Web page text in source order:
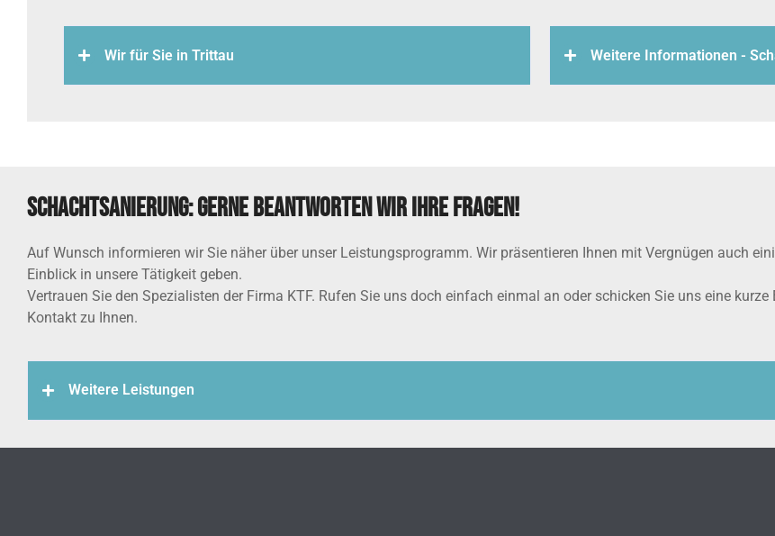
Wir für Sie in Trittau Weitere Informationen -
Schachtsanierung: Gerne beantworten wir Ihre Fragen!
Auf Wunsch informieren wir Sie näher über unser Leistungsprogramm. Wir präsentieren Ihnen mit Vergnügen auch
Einblick in unsere Tätigkeit geben.
Vertrauen Sie den Spezialisten der Firma KTF. Rufen Sie uns doch einfach einmal an oder schicken Sie uns eine
Kontakt zu Ihnen.
Weitere Leistungen